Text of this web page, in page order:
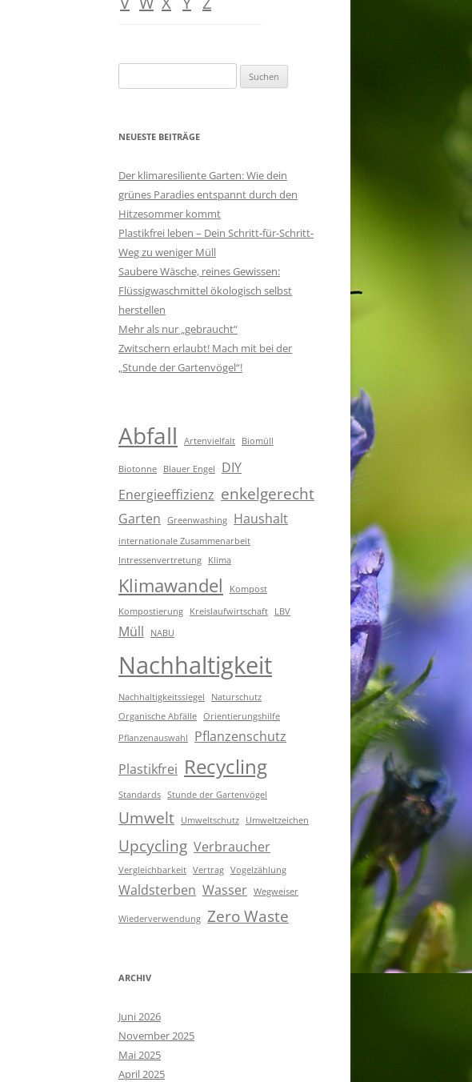
nach:
NEUESTE BEITRÄGE
Der klimaresiliente Garten: Wie dein
grünes Paradies entspannt durch den
Hitzesommer kommt
Plastikfrei leben – Dein Schritt-für-Schritt-
Weg zu weniger Müll
Saubere Wäsche, reines Gewissen:
Flüssigwaschmittel ökologisch selbst
herstellen
Mehr als nur „gebraucht“
Zwitschern erlaubt! Mach mit bei der
„Stunde der Gartenvögel“!
Abfall Artenvielfalt Biomüll
Biotonne Blauer Engel
DIY
Energieeffizienz enkelgerecht
Garten Greenwashing Haushalt
internationale Zusammenarbeit
Intressenvertretung
Klima
Klimawandel
Kompost
Kompostierung
Kreislaufwirtschaft LBV
Müll NABU
Nachhaltigkeit
Nachhaltigkeitssiegel
Naturschutz
Organische Abfälle Orientierungshilfe
Pflanzenauswahl
Pflanzenschutz
Plastikfrei Recycling
Standards Stunde der Gartenvögel
Umwelt Umweltschutz Umweltzeichen
Upcycling Verbraucher
Vergleichbarkeit Vertrag Vogelzählung
Waldsterben Wasser Wegweiser
Wiederverwendung Zero Waste
ARCHIV
Juni 2026
November 2025
Mai 2025
April 2025